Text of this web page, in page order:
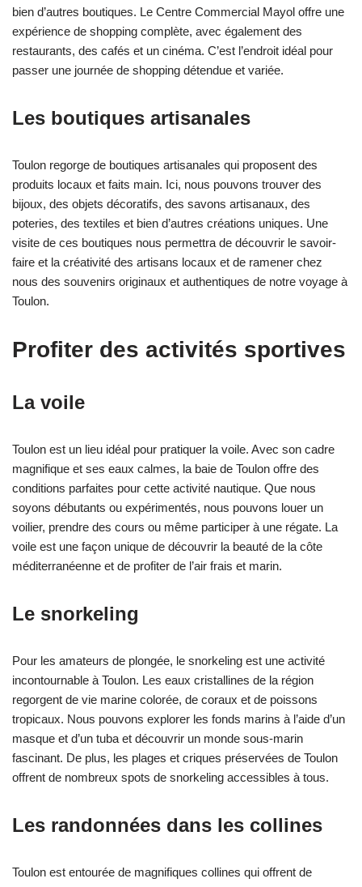
bien d’autres boutiques. Le Centre Commercial Mayol offre une
expérience de shopping complète, avec également des
restaurants, des cafés et un cinéma. C’est l’endroit idéal pour
passer une journée de shopping détendue et variée.
Les boutiques artisanales
Toulon regorge de boutiques artisanales qui proposent des
produits locaux et faits main. Ici, nous pouvons trouver des
bijoux, des objets décoratifs, des savons artisanaux, des
poteries, des textiles et bien d’autres créations uniques. Une
visite de ces boutiques nous permettra de découvrir le savoir-
faire et la créativité des artisans locaux et de ramener chez
nous des souvenirs originaux et authentiques de notre voyage à
Toulon.
Profiter des activités sportives
La voile
Toulon est un lieu idéal pour pratiquer la voile. Avec son cadre
magnifique et ses eaux calmes, la baie de Toulon offre des
conditions parfaites pour cette activité nautique. Que nous
soyons débutants ou expérimentés, nous pouvons louer un
voilier, prendre des cours ou même participer à une régate. La
voile est une façon unique de découvrir la beauté de la côte
méditerranéenne et de profiter de l’air frais et marin.
Le snorkeling
Pour les amateurs de plongée, le snorkeling est une activité
incontournable à Toulon. Les eaux cristallines de la région
regorgent de vie marine colorée, de coraux et de poissons
tropicaux. Nous pouvons explorer les fonds marins à l’aide d’un
masque et d’un tuba et découvrir un monde sous-marin
fascinant. De plus, les plages et criques préservées de Toulon
offrent de nombreux spots de snorkeling accessibles à tous.
Les randonnées dans les collines
Toulon est entourée de magnifiques collines qui offrent de